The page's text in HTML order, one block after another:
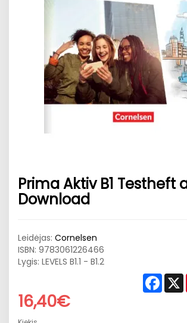
Prima Aktiv B1 Testheft
Download
Leidėjas: Cornelsen
ISBN: 9783061226466
Lygis: LEVELS B1.1 - B1.2
16,40€